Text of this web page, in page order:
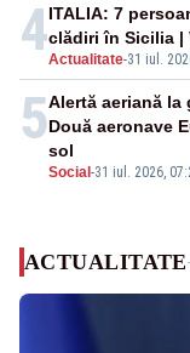
4Actualitate-31 iul.
ITALIA: 7
clădiri în Sicilia |
5
Social -31 iul. 2026,
Alertă aeriană la
Două aeronave
sol
ACTUALITATE